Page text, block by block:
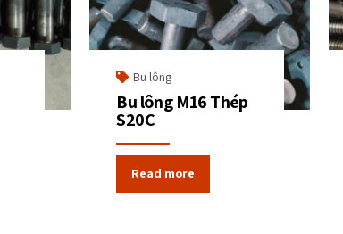
Bu lông
Bu lông M16 Thép
S20C
Read more